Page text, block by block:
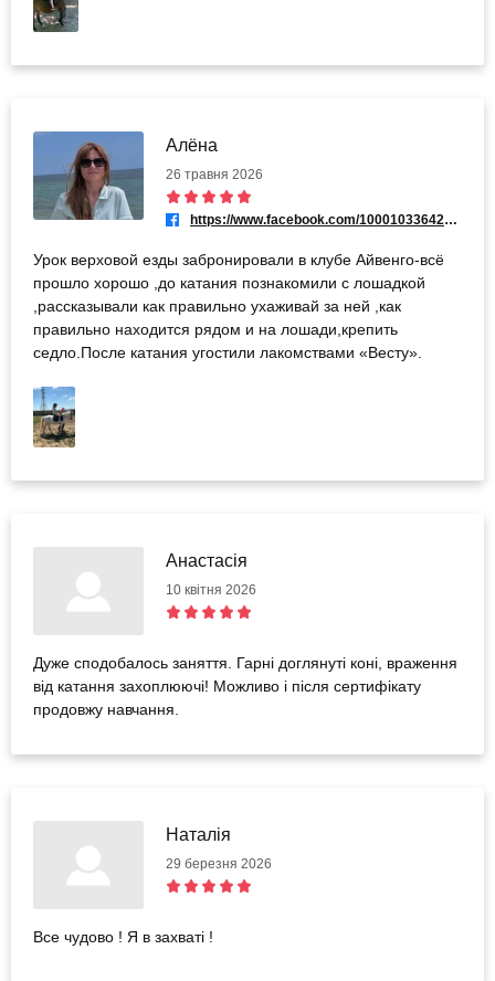
Алёна
26 травня 2026
https://www.facebook.com/100010336421726
Урок верховой езды забронировали в клубе Айвенго-всё
прошло хорошо ,до катания познакомили с лошадкой
,рассказывали как правильно ухаживай за ней ,как
правильно находится рядом и на лошади,крепить
седло.После катания угостили лакомствами «Весту».
Анастасія
10 квітня 2026
Дуже сподобалось заняття. Гарні доглянуті коні, враження
від катання захоплюючі! Можливо і після сертифікату
продовжу навчання.
Наталія
29 березня 2026
Все чудово ! Я в захваті !